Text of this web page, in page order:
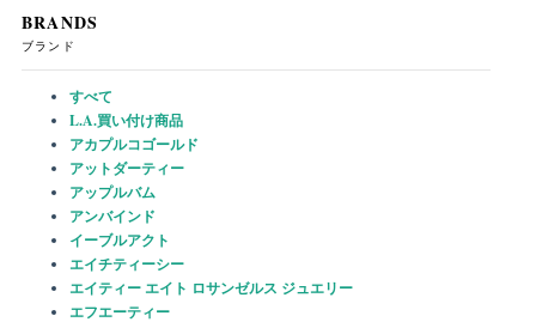
BRANDS
ブランド
すべて
L.A.買い付け商品
アカプルコゴールド
アットダーティー
アップルバム
アンバインド
イーブルアクト
エイチティーシー
エイティー エイト ロサンゼルス ジュエリー
エフエーティー